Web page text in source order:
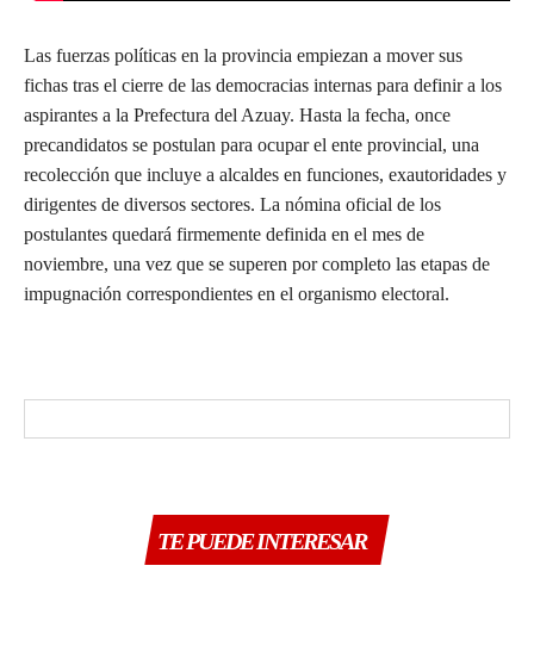
Las fuerzas políticas en la provincia empiezan a mover sus
fichas tras el cierre de las democracias internas para definir a los
aspirantes a la Prefectura del Azuay. Hasta la fecha, once
precandidatos se postulan para ocupar el ente provincial, una
recolección que incluye a alcaldes en funciones, exautoridades y
dirigentes de diversos sectores. La nómina oficial de los
postulantes quedará firmemente definida en el mes de
noviembre, una vez que se superen por completo las etapas de
impugnación correspondientes en el organismo electoral.
TE PUEDE INTERESAR